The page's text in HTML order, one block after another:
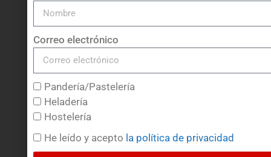
UBICACIÓN
Correo electrónico
Pandería/Pastelería
Heladería
Hostelería
He leído y acepto la política de privacidad